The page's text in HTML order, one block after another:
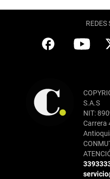
REDES
S.A.S
NIT:
Carrera